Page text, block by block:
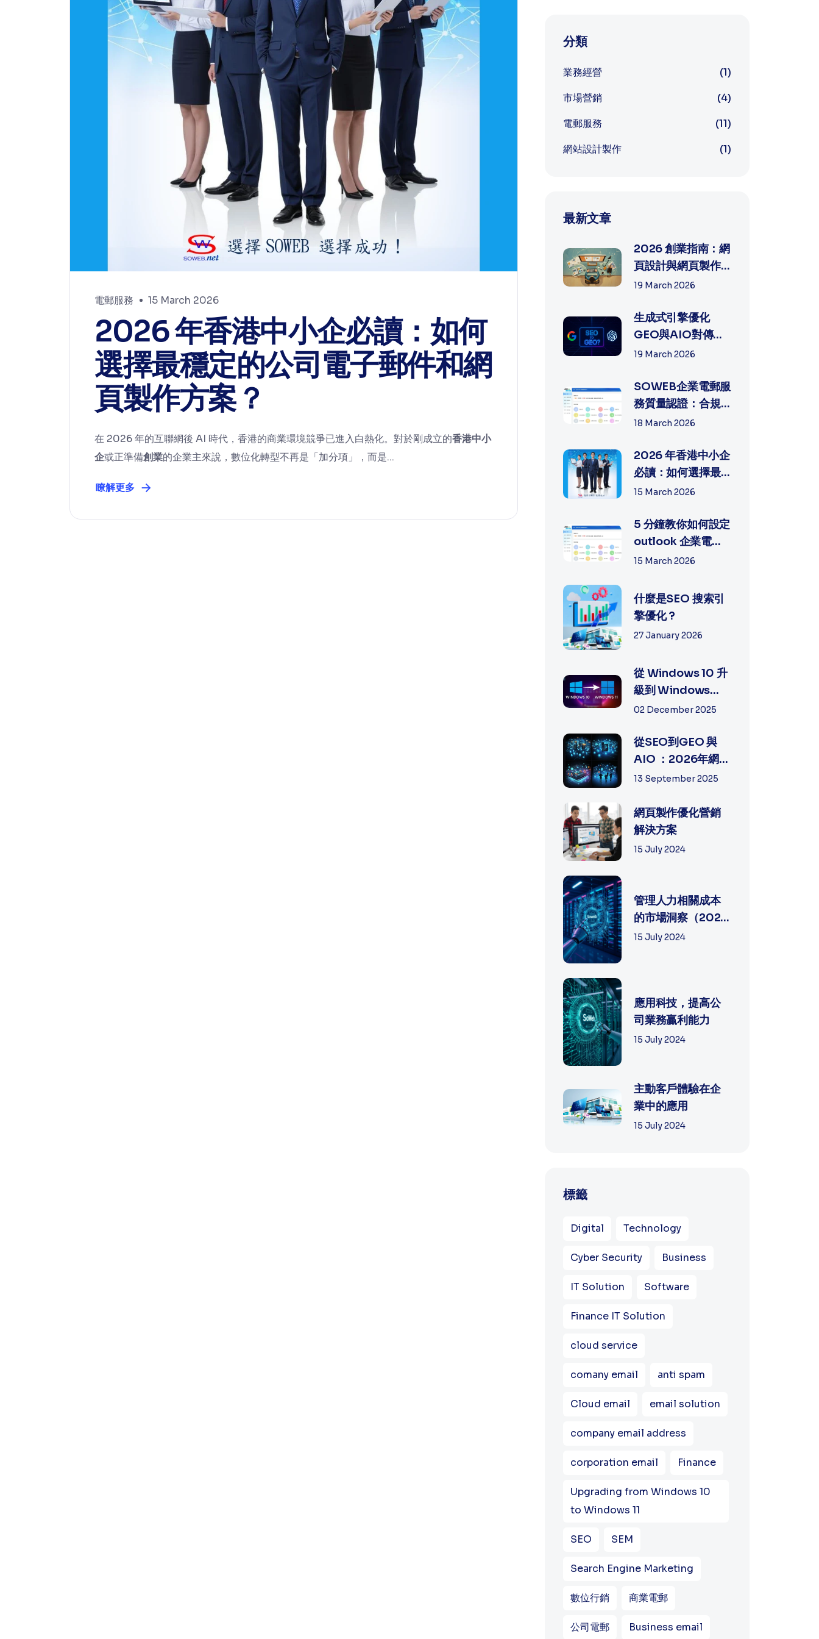
電郵服務 15 March 2026
2026 年香港中小企必讀：如何
選擇最穩定的公司電子郵件和網
頁製作方案？
在 2026 年的互聯網後 AI 時代，香港的商業環境競爭已進入白熱化。對於剛成立的香港中小
企或正準備創業的企業主來說，數位化轉型不再是「加分項」，而是...
瞭解更多
分類
業務經營
(1)
市場營銷
(4)
電郵服務
(11)
網站設計製作
(1)
最新文章
2026 創業指南：網
頁設計與網頁製作
有何不同？如何選
19 March 2026
生成式引擎優化
GEO與AIO對傳統
SEO網絡營銷帶來
19 March 2026
SOWEB企業電郵服
務質量認證：合規
與專業的雙重背書
18 March 2026
2026 年香港中小企
必讀：如何選擇最
穩定的公司電子郵
15 March 2026
5 分鐘教你如何設定
outlook 企業電郵,
手機電郵設定常見
15 March 2026
什麼是SEO 搜索引
擎優化 ?
27 January 2026
從 Windows 10 升
級到 Windows
11：全面指南, 細節
02 December 2025
從SEO到GEO 與
AIO ：2026年網絡
營銷（Digital
策...
13 September 2025
網頁製作優化營銷
解決方案
15 July 2024
管理人力相關成本
的市場洞察（2025
年）
15 July 2024
應用科技，提高公
司業務贏利能力
15 July 2024
主動客戶體驗在企
業中的應用
15 July 2024
標籤
Digital Technology
Cyber Security Business
IT Solution Software
Finance IT Solution
cloud service
comany email anti spam
Cloud email email solution
company email address
corporation email Finance
Upgrading from Windows 10
to Windows 11
SEO SEM
Search Engine Marketing
數位行銷 商業電郵
公司電郵 Business email